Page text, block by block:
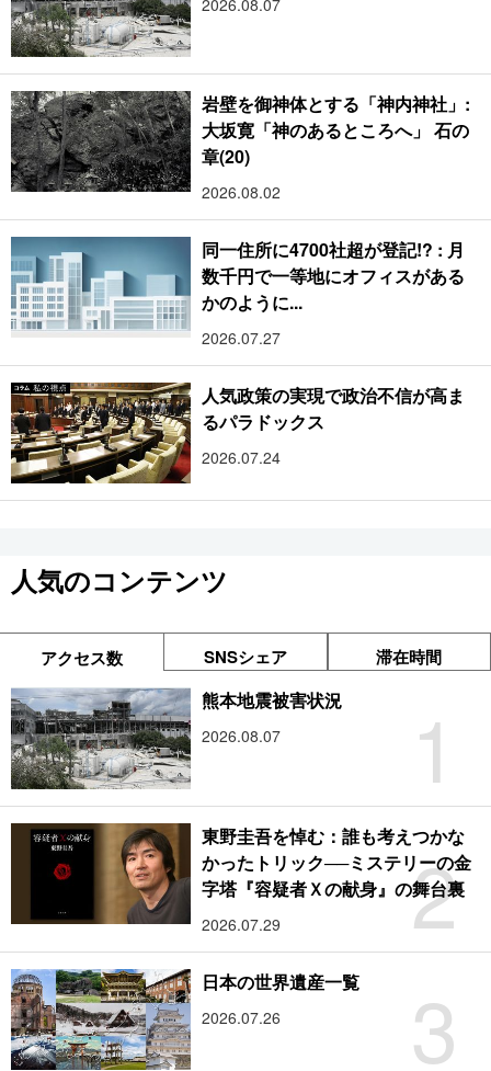
岩壁を御神体とする「神内神社」:
大坂寛「神のあるところへ」 石の
章(20)
2026.08.02
同一住所に4700社超が登記!? : 月
数千円で一等地にオフィスがある
かのように...
2026.07.27
人気政策の実現で政治不信が高ま
るパラドックス
2026.07.24
人気のコンテンツ
アクセス数 SNSシェア 滞在時間
1
熊本地震被害状況
2026.08.07
2
東野圭吾を悼む：誰も考えつかな
かったトリック──ミステリーの金
字塔『容疑者Ｘの献身』の舞台裏
2026.07.29
3
日本の世界遺産一覧
2026.07.26